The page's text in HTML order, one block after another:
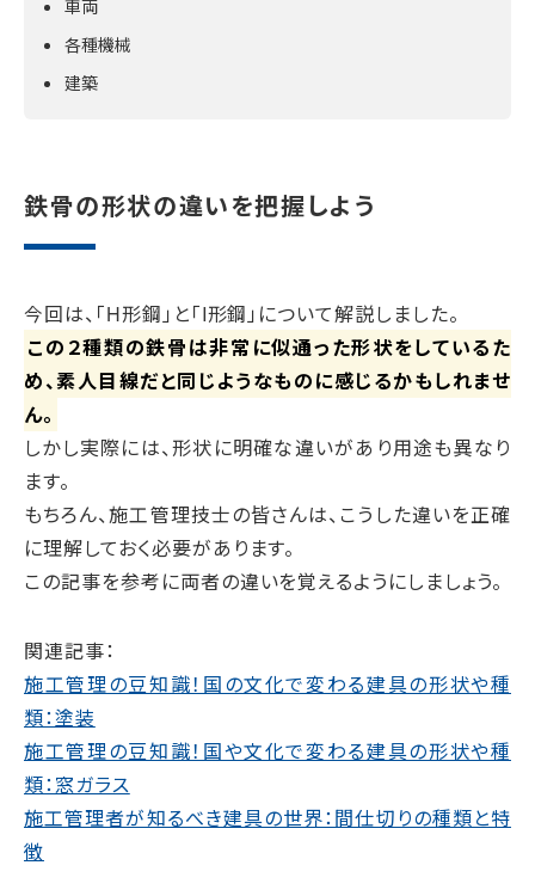
車両
各種機械
建築
鉄骨の形状の違いを把握しよう
今回は、「H形鋼」と「I形鋼」について解説しました。
この２種類の鉄骨は非常に似通った形状をしているた
め、素人目線だと同じようなものに感じるかもしれませ
ん。
しかし実際には、形状に明確な違いがあり用途も異なり
ます。
もちろん、施工管理技士の皆さんは、こうした違いを正確
に理解しておく必要があります。
この記事を参考に両者の違いを覚えるようにしましょう。
関連記事：
施工管理の豆知識！国の文化で変わる建具の形状や種
類：塗装
施工管理の豆知識！国や文化で変わる建具の形状や種
類：窓ガラス
施工管理者が知るべき建具の世界：間仕切りの種類と特
徴